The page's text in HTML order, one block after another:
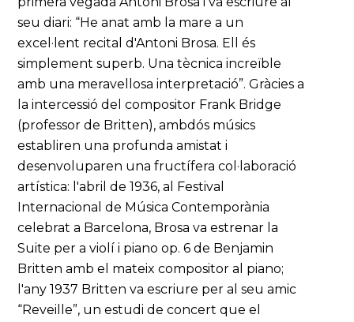
seu diari: “He anat amb la mare a un
excel·lent recital d'Antoni Brosa. Ell és
simplement superb. Una tècnica increïble
amb una meravellosa interpretació”. Gràcies a
la intercessió del compositor Frank Bridge
(professor de Britten), ambdós músics
establiren una profunda amistat i
desenvoluparen una fructífera col·laboració
artística: l'abril de 1936, al Festival
Internacional de Música Contemporània
celebrat a Barcelona, Brosa va estrenar la
Suite per a violí i piano op. 6 de Benjamin
Britten amb el mateix compositor al piano;
l'any 1937 Britten va escriure per al seu amic
“Reveille”, un estudi de concert que el